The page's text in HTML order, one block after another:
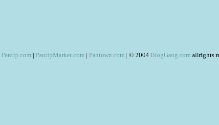
Pantip.com | PantipMarket.com | Pantown.com | © 2004 BlogGang.com allrights